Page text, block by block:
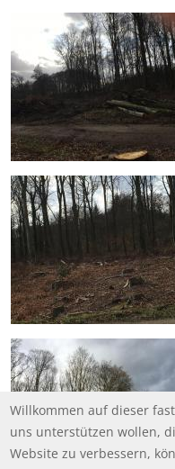
Willkommen auf dieser
uns unterstützen wollen,
Website zu verbessern,